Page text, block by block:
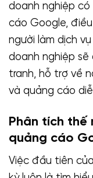
doanh nghiệp
cáo Google,
người làm dịch
doanh nghiệp
tranh, hỗ trợ về
và quảng cáo
Phân tích thế
quảng cáo
Việc đầu tiên